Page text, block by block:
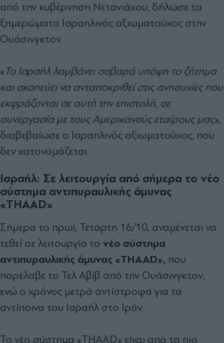
από την κυβέρνηση Νετανιάχου, δήλωσε τα
ξημερώματα Ισραηλινός αξιωματούχος στην
Ουάσινγκτον.
« Το Ισραήλ λαμβάνει σοβαρά υπόψη το ζήτημα
και σκοπεύει να ανταποκριθεί στις ανησυχίες που
εκφράζονται σε αυτή την επιστολή, σε
συνεργασία με τους Αμερικανούς εταίρους μας»,
διαβεβαίωσε ο Ισραηλινός αξιωματούχος, που
δεν κατονομάζεται.
Ισραήλ: Σε λειτουργία από σήμερα το νέο
σύστημα αντιπυραυλικής άμυνας
«THAAD»
Σήμερα το πρωί, Τετάρτη 16/10, αναμένεται να
τεθεί σε λειτουργία το νέο σύστημα
αντιπυραυλικής άμυνας «THAAD», που
παρέλαβε το Τελ Αβίβ από την Ουάσινγκτον,
ενώ ο χρόνος μετρά αντίστροφα για τα
αντίποινα του Ισραήλ στο Ιράν.
Το νέο σύστημα «THAAD» είναι από τα πιο